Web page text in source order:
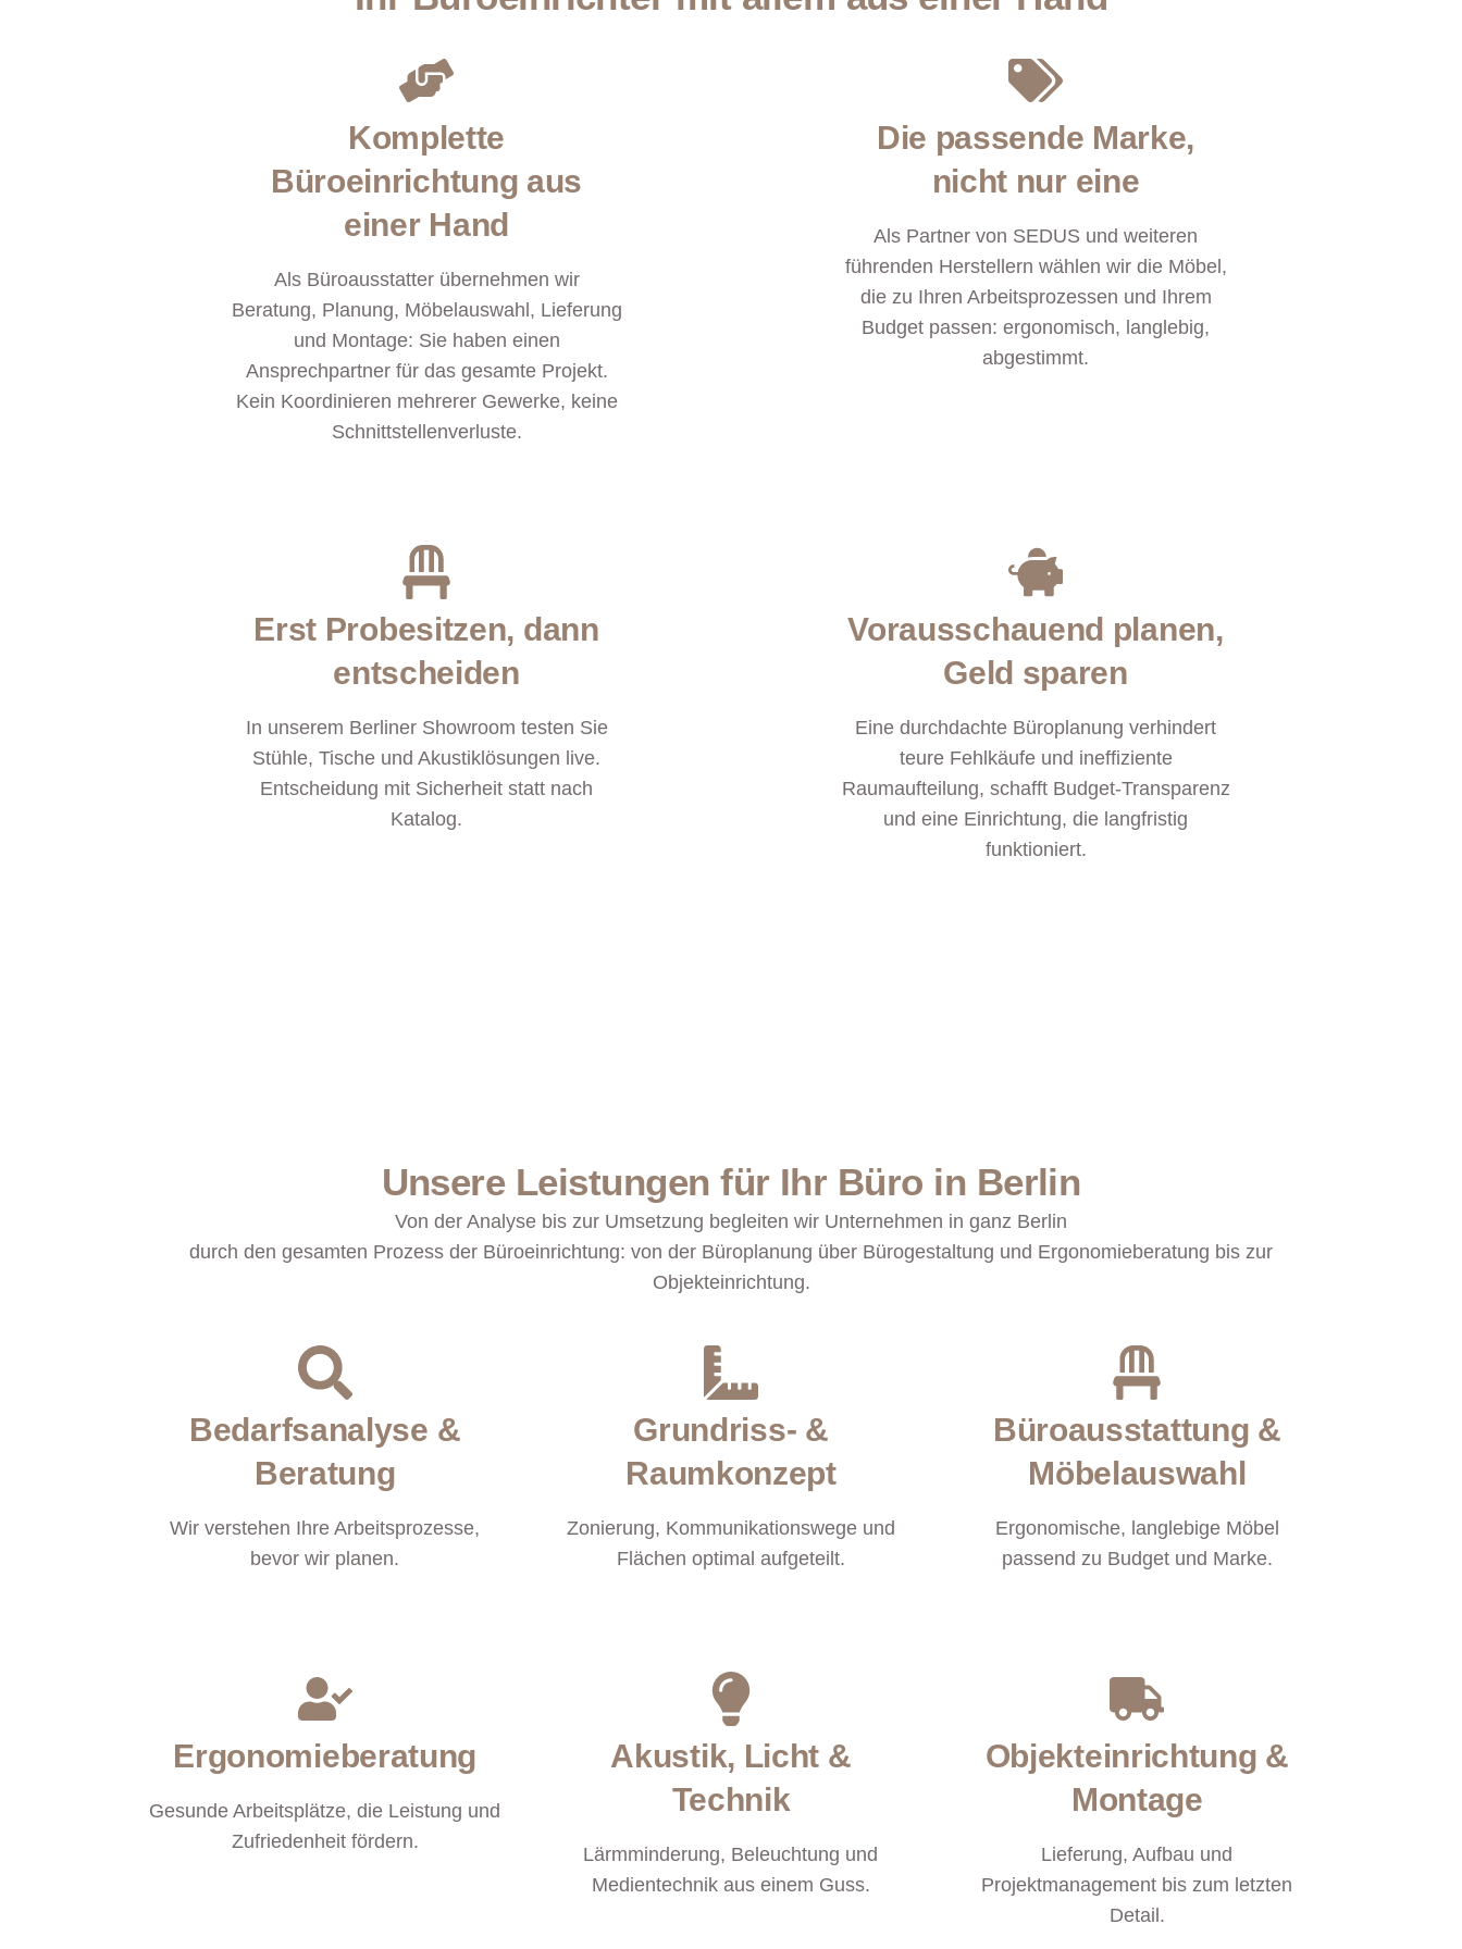
Komplette
Büroeinrichtung aus
einer Hand
Als Büroausstatter übernehmen wir
Beratung, Planung, Möbelauswahl, Lieferung
und Montage: Sie haben einen
Ansprechpartner für das gesamte Projekt.
Kein Koordinieren mehrerer Gewerke, keine
Schnittstellenverluste.
Die passende Marke,
nicht nur eine
Als Partner von SEDUS und weiteren
führenden Herstellern wählen wir die Möbel,
die zu Ihren Arbeitsprozessen und Ihrem
Budget passen: ergonomisch, langlebig,
abgestimmt.
Erst Probesitzen, dann
entscheiden
In unserem Berliner Showroom testen Sie
Stühle, Tische und Akustiklösungen live.
Entscheidung mit Sicherheit statt nach
Katalog.
Vorausschauend planen,
Geld sparen
Eine durchdachte Büroplanung verhindert
teure Fehlkäufe und ineffiziente
Raumaufteilung, schafft Budget-Transparenz
und eine Einrichtung, die langfristig
funktioniert.
Unsere Leistungen für Ihr Büro in Berlin
Von der Analyse bis zur Umsetzung begleiten wir Unternehmen in ganz Berlin
durch den gesamten Prozess der Büroeinrichtung: von der Büroplanung über Bürogestaltung und Ergonomieberatung bis zur
Objekteinrichtung.
Bedarfsanalyse &
Beratung
Wir verstehen Ihre Arbeitsprozesse,
bevor wir planen.
Grundriss- &
Raumkonzept
Zonierung, Kommunikationswege und
Flächen optimal aufgeteilt.
Büroausstattung &
Möbelauswahl
Ergonomische, langlebige Möbel
passend zu Budget und Marke.
Ergonomieberatung
Gesunde Arbeitsplätze, die Leistung und
Zufriedenheit fördern.
Akustik, Licht &
Technik
Lärmminderung, Beleuchtung und
Medientechnik aus einem Guss.
Objekteinrichtung &
Montage
Lieferung, Aufbau und
Projektmanagement bis zum letzten
Detail.